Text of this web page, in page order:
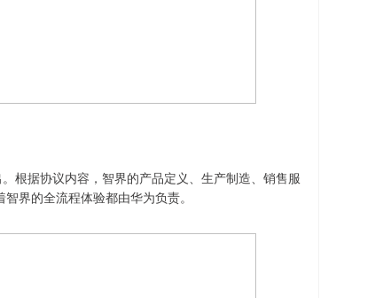
根据协议内容，智界的产品定义、生产制造、销售服
界的全流程体验都由华为负责。